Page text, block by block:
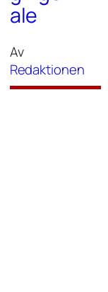
ale
Av
Redaktionen